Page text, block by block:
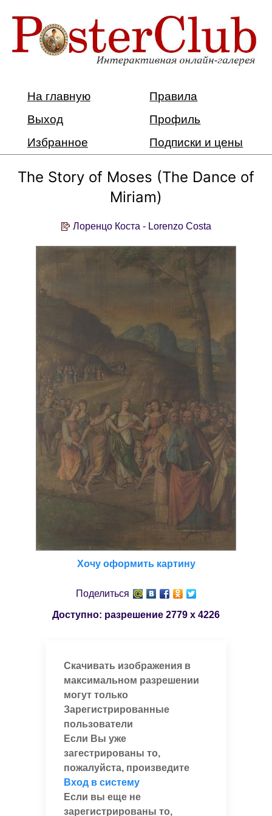
На главную
Правила
Выход
Профиль
Избранное
Подписки и цены
The Story of Moses (The Dance of
Miriam)
Лоренцо Коста - Lorenzo Costa
Хочу оформить картину
Поделиться
Доступно: разрешение 2779 x 4226
Скачивать изображения в
максимальном разрешении
могут только
Зарегистрированные
пользователи
Если Вы уже
загестрированы то,
пожалуйста, произведите
Вход в систему
Если вы еще не
зарегистрированы то,